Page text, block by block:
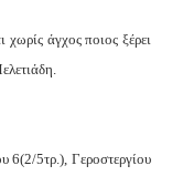
άγχος ποιος ξέρει
6(2/5τρ.), Γεροστεργίου